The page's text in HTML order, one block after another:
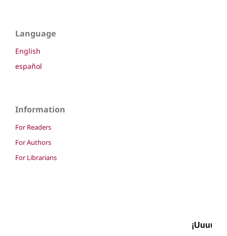
Language
English
español
Information
For Readers
For Authors
For Librarians